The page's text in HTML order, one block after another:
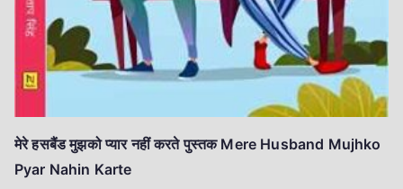
मेरे हसबैंड मुझको प्यार नहीं करते पुस्तक Mere Husband Mujhko
Pyar Nahin Karte